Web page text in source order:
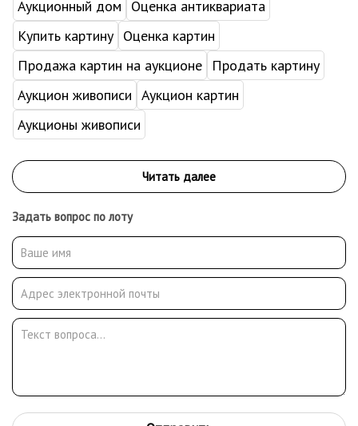
Аукционный дом
Оценка антиквариата
Купить картину Оценка картин
Продажа картин на аукционе
Продать картину
Аукцион живописи Аукцион картин
Аукционы живописи
Задать вопрос по лоту